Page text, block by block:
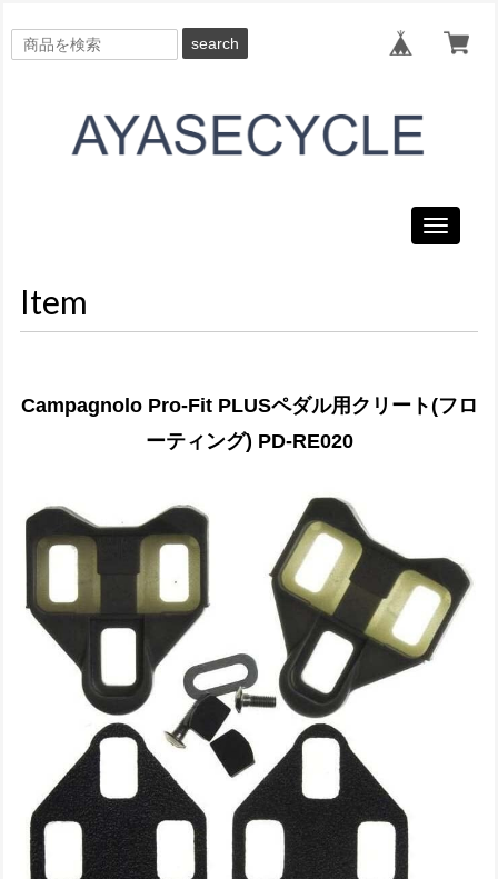
search
Toggle
Item
Campagnolo Pro-Fit PLUSペダル用クリート(フロ
ーティング) PD-RE020